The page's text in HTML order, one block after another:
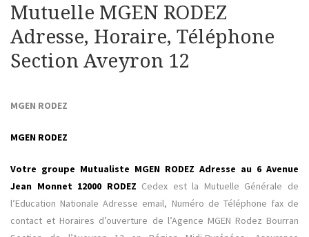
Mutuelle MGEN RODEZ
Adresse, Horaire, Téléphone
Section Aveyron 12
MGEN RODEZ
MGEN RODEZ
Votre groupe Mutualiste MGEN RODEZ Adresse au 6 Avenue
Jean Monnet 12000 RODEZ Cedex est la Mutuelle Générale de
l’Education Nationale Adresse email, Numéro de Téléphone fax de
contact et Horaires d’ouverture de l’Agence MGEN Rodez Bourran